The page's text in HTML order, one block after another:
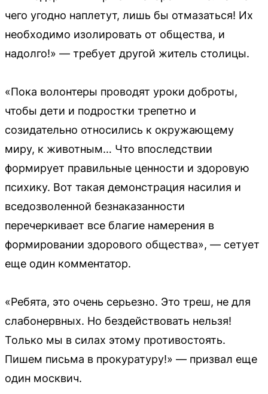
чего угодно наплетут, лишь бы отмазаться! Их
необходимо изолировать от общества, и
надолго!» — требует другой житель столицы.
«Пока волонтеры проводят уроки доброты,
чтобы дети и подростки трепетно и
созидательно относились к окружающему
миру, к животным… Что впоследствии
формирует правильные ценности и здоровую
психику. Вот такая демонстрация насилия и
вседозволенной безнаказанности
перечеркивает все благие намерения в
формировании здорового общества», — сетует
еще один комментатор.
«Ребята, это очень серьезно. Это треш, не для
слабонервных. Но бездействовать нельзя!
Только мы в силах этому противостоять.
Пишем письма в прокуратуру!» — призвал еще
один москвич.